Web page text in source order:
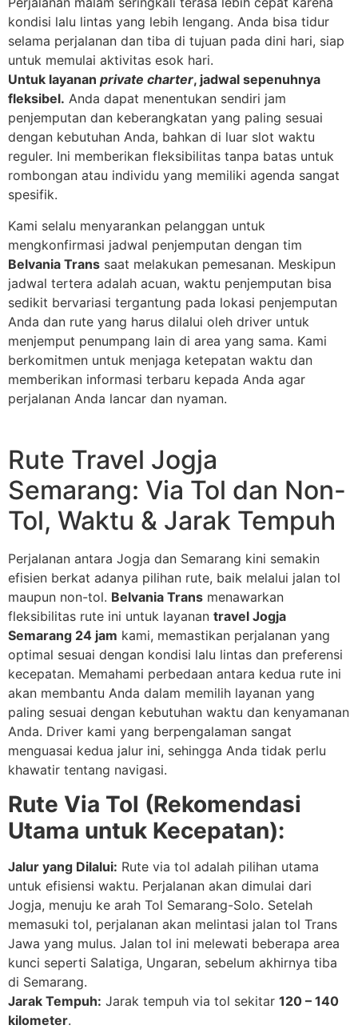
kondisi lalu lintas yang lebih lengang. Anda bisa tidur
selama perjalanan dan tiba di tujuan pada dini hari, siap
untuk memulai aktivitas esok hari.
Untuk layanan private charter, jadwal sepenuhnya
fleksibel. Anda dapat menentukan sendiri jam
penjemputan dan keberangkatan yang paling sesuai
dengan kebutuhan Anda, bahkan di luar slot waktu
reguler. Ini memberikan fleksibilitas tanpa batas untuk
rombongan atau individu yang memiliki agenda sangat
spesifik.
Kami selalu menyarankan pelanggan untuk
mengkonfirmasi jadwal penjemputan dengan tim
Belvania Trans saat melakukan pemesanan. Meskipun
jadwal tertera adalah acuan, waktu penjemputan bisa
sedikit bervariasi tergantung pada lokasi penjemputan
Anda dan rute yang harus dilalui oleh driver untuk
menjemput penumpang lain di area yang sama. Kami
berkomitmen untuk menjaga ketepatan waktu dan
memberikan informasi terbaru kepada Anda agar
perjalanan Anda lancar dan nyaman.
Rute Travel Jogja
Semarang: Via Tol dan Non-
Tol, Waktu & Jarak Tempuh
Perjalanan antara Jogja dan Semarang kini semakin
efisien berkat adanya pilihan rute, baik melalui jalan tol
maupun non-tol. Belvania Trans menawarkan
fleksibilitas rute ini untuk layanan travel Jogja
Semarang 24 jam kami, memastikan perjalanan yang
optimal sesuai dengan kondisi lalu lintas dan preferensi
kecepatan. Memahami perbedaan antara kedua rute ini
akan membantu Anda dalam memilih layanan yang
paling sesuai dengan kebutuhan waktu dan kenyamanan
Anda. Driver kami yang berpengalaman sangat
menguasai kedua jalur ini, sehingga Anda tidak perlu
khawatir tentang navigasi.
Rute Via Tol (Rekomendasi
Utama untuk Kecepatan):
Jalur yang Dilalui: Rute via tol adalah pilihan utama
untuk efisiensi waktu. Perjalanan akan dimulai dari
Jogja, menuju ke arah Tol Semarang-Solo. Setelah
memasuki tol, perjalanan akan melintasi jalan tol Trans
Jawa yang mulus. Jalan tol ini melewati beberapa area
kunci seperti Salatiga, Ungaran, sebelum akhirnya tiba
di Semarang.
Jarak Tempuh: Jarak tempuh via tol sekitar 120 – 140
kilometer.